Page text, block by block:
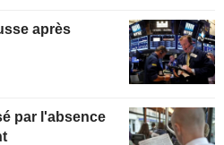
après
par l'absence